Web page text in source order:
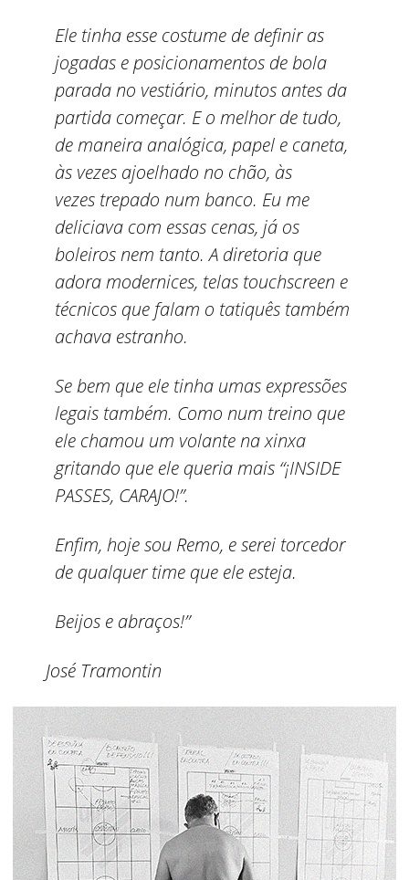
Ele tinha esse costume de definir as
jogadas e posicionamentos de bola
parada no vestiário, minutos antes da
partida começar. E o melhor de tudo,
de maneira analógica, papel e caneta,
às vezes ajoelhado no chão, às
vezes trepado num banco. Eu me
deliciava com essas cenas, já os
boleiros nem tanto. A diretoria que
adora modernices, telas touchscreen e
técnicos que falam o tatiquês também
achava estranho.
Se bem que ele tinha umas expressões
legais também. Como num treino que
ele chamou um volante na xinxa
gritando que ele queria mais “¡INSIDE
PASSES, CARAJO!”.
Enfim, hoje sou Remo, e serei torcedor
de qualquer time que ele esteja.
Beijos e abraços!”
José Tramontin